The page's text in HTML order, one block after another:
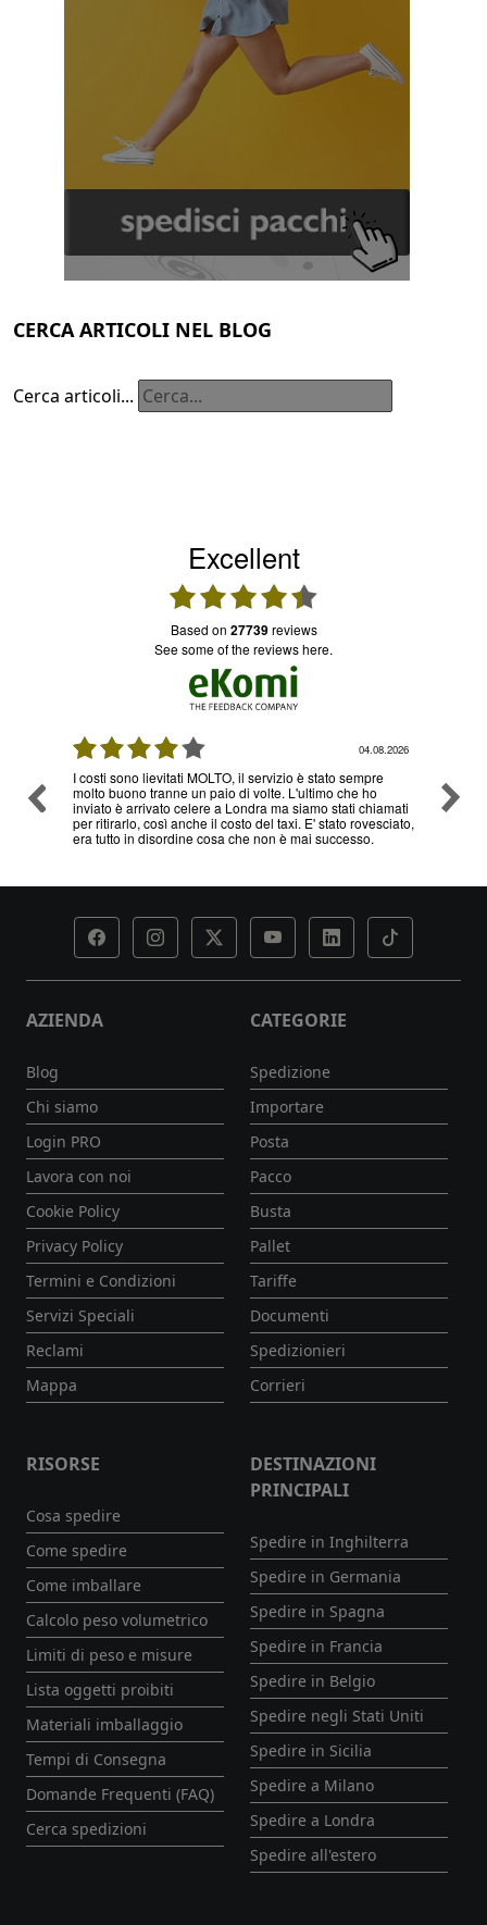
CERCA ARTICOLI NEL BLOG
Cerca articoli...
Excellent
based on 27739reviews
see some of the reviews here.
03.08.2026
Ottimo servizio e prezzi, ritiro e consegna senza nessun
problema , sono già diverse volte che utilizzo il loro
servizio
AZIENDA
Blog
Chi siamo
Login PRO
Lavora con noi
Cookie Policy
Privacy Policy
Termini e Condizioni
Servizi Speciali
Reclami
Mappa
CATEGORIE
Spedizione
Importare
Posta
Pacco
Busta
Pallet
Tariffe
Documenti
Spedizionieri
Corrieri
RISORSE
Cosa spedire
Come spedire
Come imballare
Calcolo peso volumetrico
Limiti di peso e misure
Lista oggetti proibiti
Materiali imballaggio
Tempi di Consegna
Domande Frequenti (FAQ)
Cerca spedizioni
DESTINAZIONI
PRINCIPALI
Spedire in Inghilterra
Spedire in Germania
Spedire in Spagna
Spedire in Francia
Spedire in Belgio
Spedire negli Stati Uniti
Spedire in Sicilia
Spedire a Milano
Spedire a Londra
Spedire all'estero